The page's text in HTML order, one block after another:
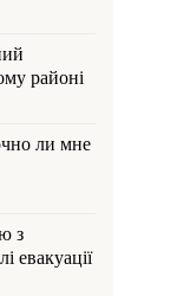
районі
ли мне
з
евакуації